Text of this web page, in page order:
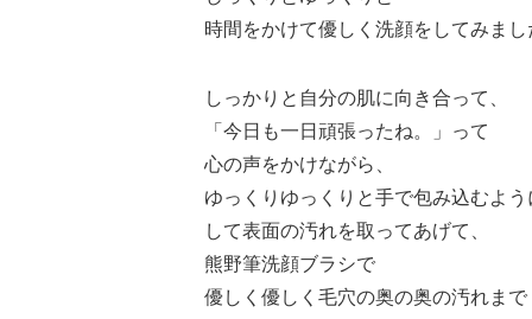
時間をかけて優しく洗顔をしてみまし
しっかりと自分の肌に向き合って、
「今日も一日頑張ったね。」って
心の声をかけながら、
ゆっくりゆっくりと手で包み込むよう
して表面の汚れを取ってあげて、
熊野筆洗顔ブラシで
優しく優しく毛穴の奥の奥の汚れまで